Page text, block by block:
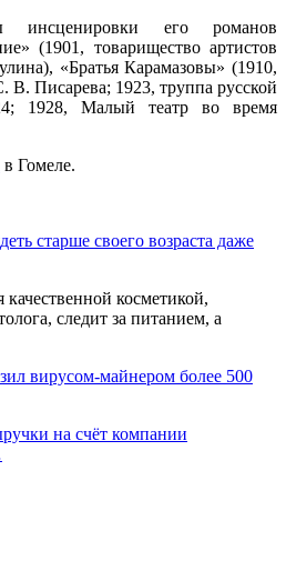
инсценировки его романов
(1901, товарищество артистов
«Братья Карамазовы» (1910,
В. Писарева; 1923, труппа русской
1928, Малый театр во время
в Гомеле.
старше своего возраста даже
качественной косметикой,
следит за питанием, а
вирусом-майнером более 500
на счёт компании